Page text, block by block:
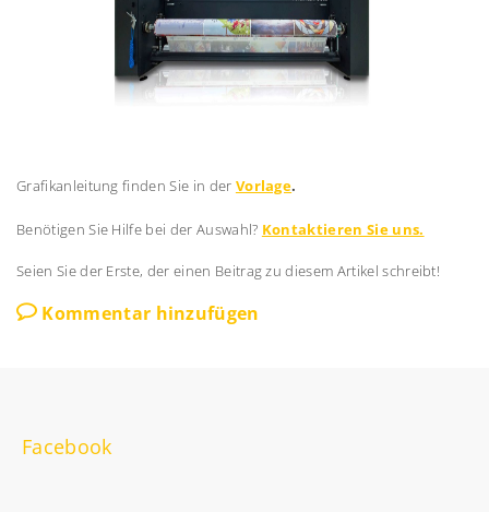
Grafikanleitung finden Sie in der Vorlage.
Benötigen Sie Hilfe bei der Auswahl? Kontaktieren Sie uns.
Seien Sie der Erste, der einen Beitrag zu diesem Artikel schreibt!
Kommentar hinzufügen
Facebook